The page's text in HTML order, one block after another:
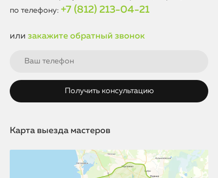
по телефону: +7 (812) 213-04-21
или закажите обратный звонок
Карта выезда мастеров